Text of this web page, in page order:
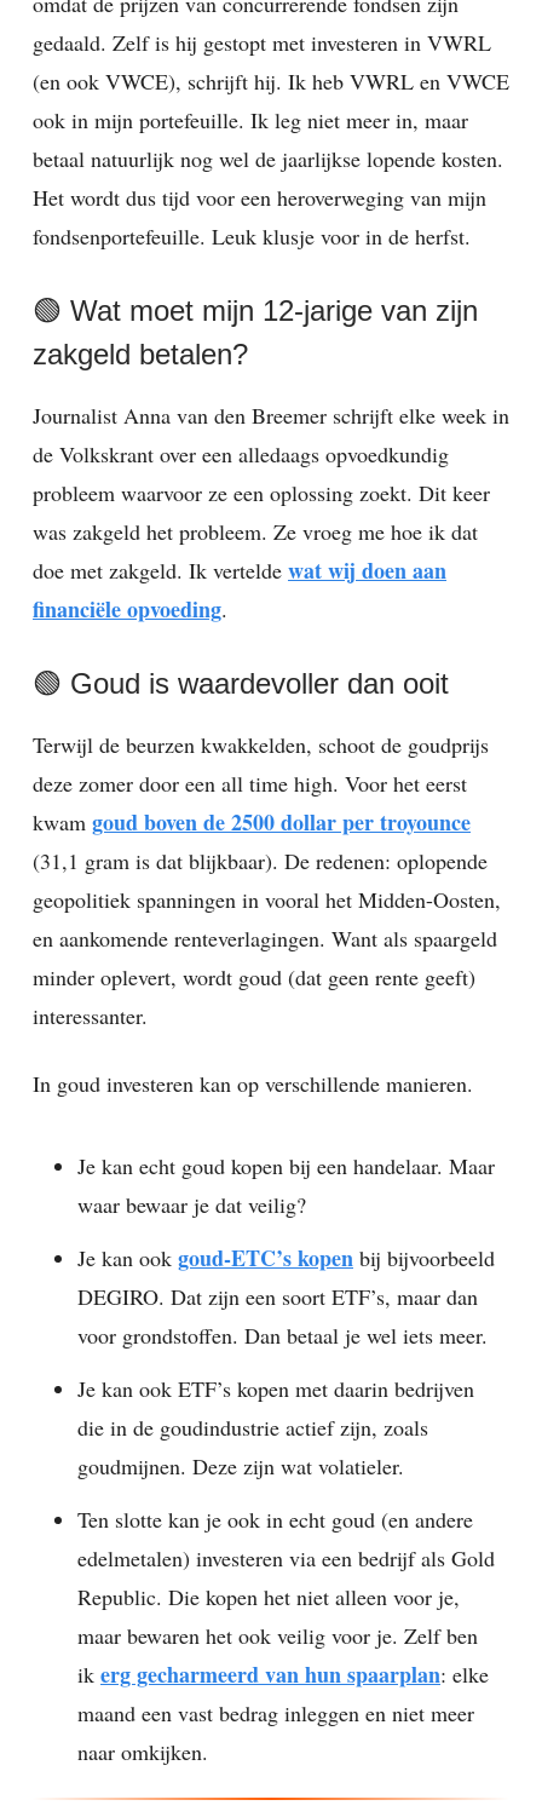
gedaald. Zelf is hij gestopt met investeren in VWRL
(en ook VWCE), schrijft hij. Ik heb VWRL en VWCE
ook in mijn portefeuille. Ik leg niet meer in, maar
betaal natuurlijk nog wel de jaarlijkse lopende kosten.
Het wordt dus tijd voor een heroverweging van mijn
fondsenportefeuille. Leuk klusje voor in de herfst.
🟢 Wat moet mijn 12-jarige van zijn
zakgeld betalen?
Journalist Anna van den Breemer schrijft elke week in
de Volkskrant over een alledaags opvoedkundig
probleem waarvoor ze een oplossing zoekt. Dit keer
was zakgeld het probleem. Ze vroeg me hoe ik dat
doe met zakgeld. Ik vertelde wat wij doen aan
financiële opvoeding.
🟢 Goud is waardevoller dan ooit
Terwijl de beurzen kwakkelden, schoot de goudprijs
deze zomer door een all time high. Voor het eerst
kwam goud boven de 2500 dollar per troyounce
(31,1 gram is dat blijkbaar). De redenen: oplopende
geopolitiek spanningen in vooral het Midden-Oosten,
en aankomende renteverlagingen. Want als spaargeld
minder oplevert, wordt goud (dat geen rente geeft)
interessanter.
In goud investeren kan op verschillende manieren.
Je kan echt goud kopen bij een handelaar. Maar
waar bewaar je dat veilig?
Je kan ook goud-ETC’s kopen bij bijvoorbeeld
DEGIRO. Dat zijn een soort ETF’s, maar dan
voor grondstoffen. Dan betaal je wel iets meer.
Je kan ook ETF’s kopen met daarin bedrijven
die in de goudindustrie actief zijn, zoals
goudmijnen. Deze zijn wat volatieler.
Ten slotte kan je ook in echt goud (en andere
edelmetalen) investeren via een bedrijf als Gold
Republic. Die kopen het niet alleen voor je,
maar bewaren het ook veilig voor je. Zelf ben
ik erg gecharmeerd van hun spaarplan: elke
maand een vast bedrag inleggen en niet meer
naar omkijken.